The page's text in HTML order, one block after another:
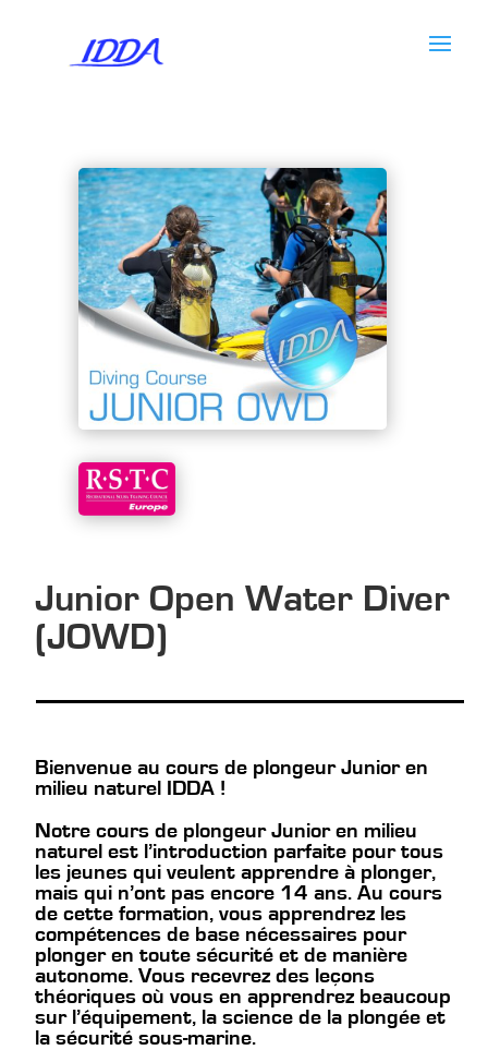
Junior Open Water Diver
(JOWD)
Bienvenue au cours de plongeur Junior en
milieu naturel IDDA !
Notre cours de plongeur Junior en milieu
naturel est l’introduction parfaite pour tous
les jeunes qui veulent apprendre à plonger,
mais qui n’ont pas encore 14 ans. Au cours
de cette formation, vous apprendrez les
compétences de base nécessaires pour
plonger en toute sécurité et de manière
autonome. Vous recevrez des leçons
théoriques où vous en apprendrez beaucoup
sur l’équipement, la science de la plongée et
la sécurité sous-marine.